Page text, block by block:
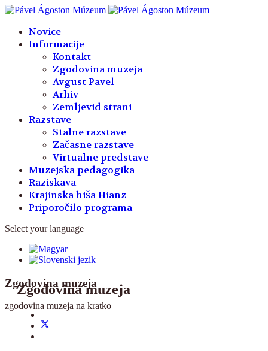
Novice
Informacije
Kontakt
Zgodovina muzeja
Avgust Pavel
Arhiv
Zemljevid strani
Razstave
Stalne razstave
Začasne razstave
Virtualne predstave
Muzejska pedagogika
Raziskava
Krajinska hiša Hianz
Priporočilo programa
Select your language
Zgodovina muzeja
zgodovina muzeja na kratko
Zgodovina muzeja
Year
Month
Year
Month